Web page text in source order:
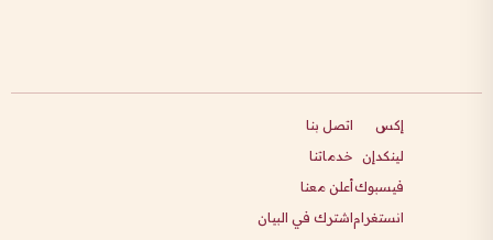
إكس
لينكدإن
فيسبوك
انستغرام
اتصل بنا
خدماتنا
أعلن معنا
اشترك في البيان